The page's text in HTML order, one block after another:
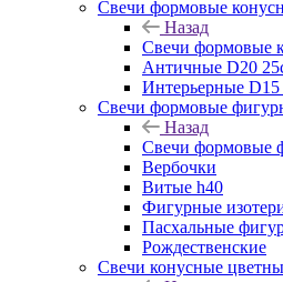
Свечи формовые
Назад
Свечи формовые
Античные D20
Интерьерные D15
Свечи формовые
Назад
Свечи формовые
Вербочки
Витые h40
Фигурные
Пасхальные
Рождественские
Свечи конусные